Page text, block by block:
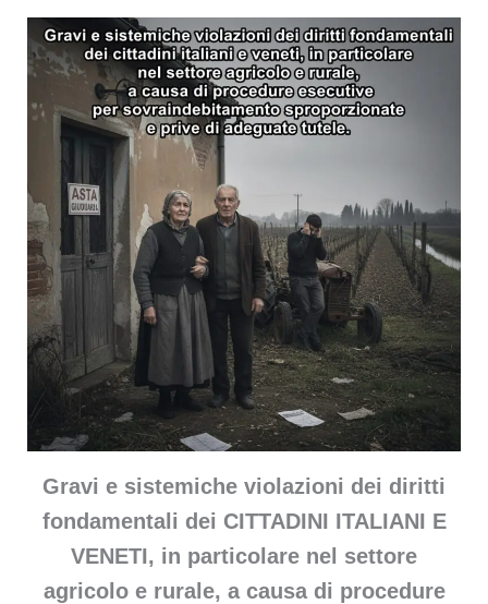
Gravi e sistemiche violazioni dei diritti
fondamentali dei CITTADINI ITALIANI E
VENETI, in particolare nel settore
agricolo e rurale, a causa di procedure